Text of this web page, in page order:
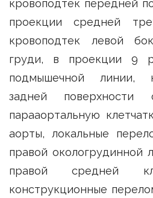
кровоподтек передней
проекции средней
кровоподтек левой
груди, в проекции 9
подмышечной линии,
задней
парааортальную
аорты, локальные
правой окологрудинной
правой средней
конструкционные